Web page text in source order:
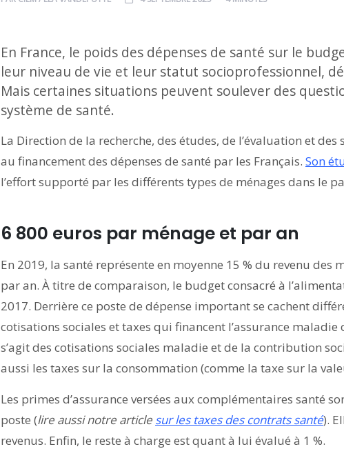
En France, le poids des dépenses de santé sur le
leur niveau de vie et leur statut socioprofessionnel,
Mais certaines situations peuvent soulever des
système de santé.
La Direction de la recherche, des études, de l’évaluation et des
au financement des dépenses de santé par les Français. Son
l’effort supporté par les différents types de ménages dans le
6 800 euros par ménage et par an
En 2019, la santé représente en moyenne 15 % du revenu des
par an. À titre de comparaison, le budget consacré à
2017. Derrière ce poste de dépense important se cachent
cotisations sociales et taxes qui financent l’assurance
s’agit des cotisations sociales maladie et de la contribution
aussi les taxes sur la consommation (comme la taxe sur la
Les primes d’assurance versées aux complémentaires santé
poste (lire aussi notre article sur les taxes des contrats santé).
revenus. Enfin, le reste à charge est quant à lui évalué à 1 %.